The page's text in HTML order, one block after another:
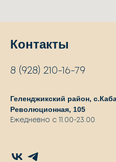
Контакты
8 (928) 210-16-79
Геленджикский район,
Революционная, 105
Ежедневно с 11.00-23.00